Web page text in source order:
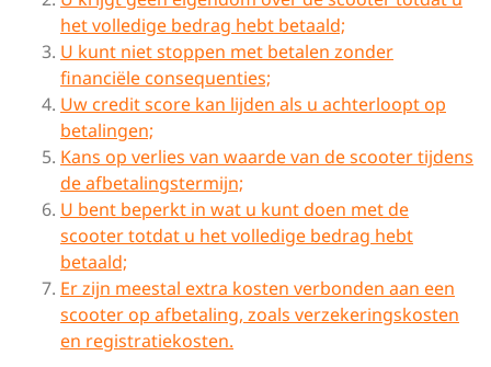
het volledige bedrag hebt betaald;
U kunt niet stoppen met betalen zonder
financiële consequenties;
Uw credit score kan lijden als u achterloopt op
betalingen;
Kans op verlies van waarde van de scooter tijdens
de afbetalingstermijn;
U bent beperkt in wat u kunt doen met de
scooter totdat u het volledige bedrag hebt
betaald;
Er zijn meestal extra kosten verbonden aan een
scooter op afbetaling, zoals verzekeringskosten
en registratiekosten.